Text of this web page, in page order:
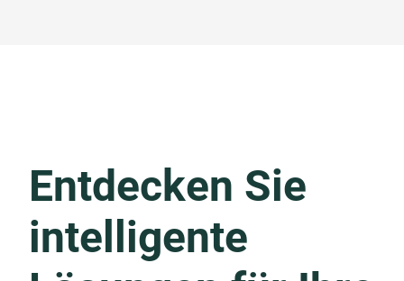
Entdecken Sie
intelligente